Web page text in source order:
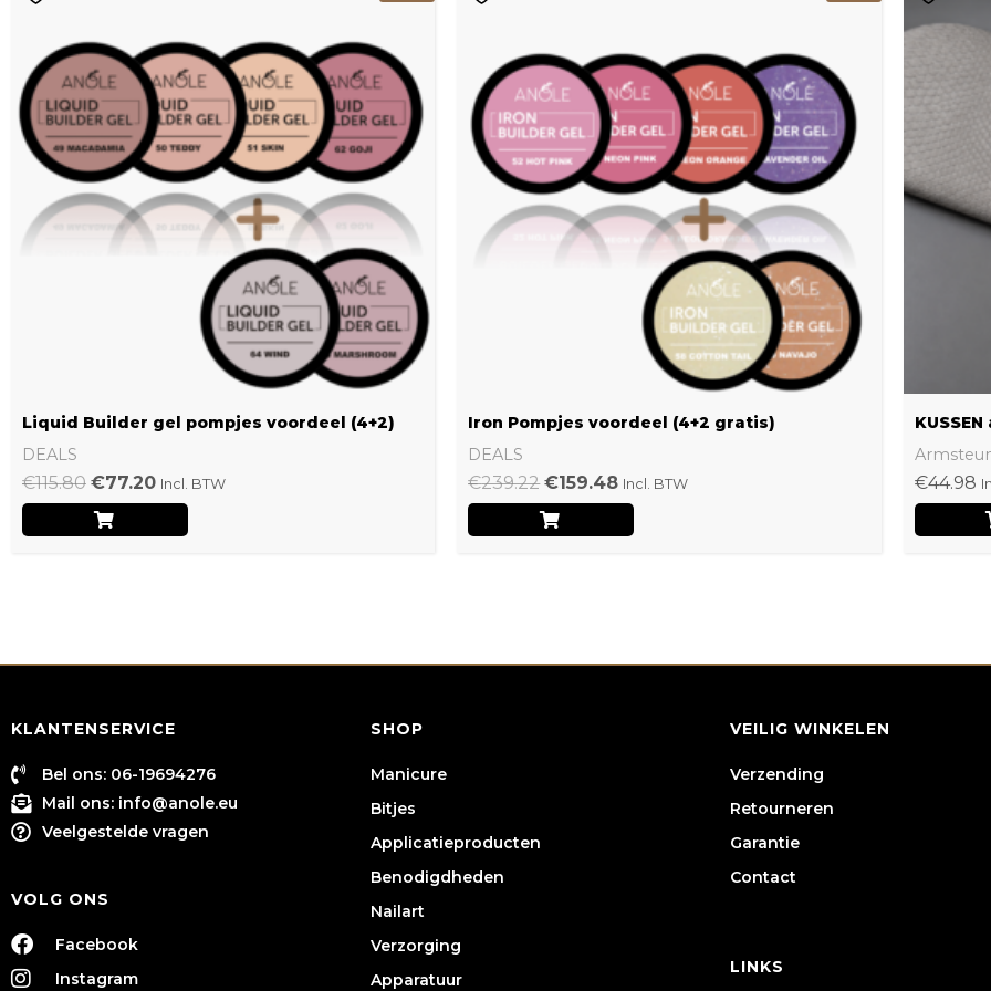
Liquid Builder gel pompjes voordeel (4+2)
DEALS
€115.80
€115.80.
€77.20
€77.20.
Incl. BTW
Iron Pompjes voordeel (4+2 gratis)
DEALS
€239.22 €159.48 Incl. BTW €44.98
KLANTENSERVICE
Bel ons: 06-19694276
Mail ons: info@anole.eu
Veelgestelde vragen
VOLG ONS
Facebook
Instagram
SHOP
Manicure
Bitjes
Applicatieproducten
Benodigdheden
Nailart
Verzorging
Apparatuur
VEILIG WINKELEN
Verzending
Retourneren
Garantie
Contact
LINKS